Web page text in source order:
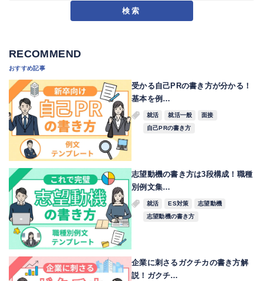
検索
RECOMMEND
おすすめ記事
受かる自己PRの書き方が分かる！
基本を例…
就活 就活一般
面接
自己PRの書き方
志望動機の書き方は3段構成！職種
別例文集…
就活 ES対策
志望動機
志望動機の書き方
企業に刺さるガクチカの書き方解
説！ガクチ…